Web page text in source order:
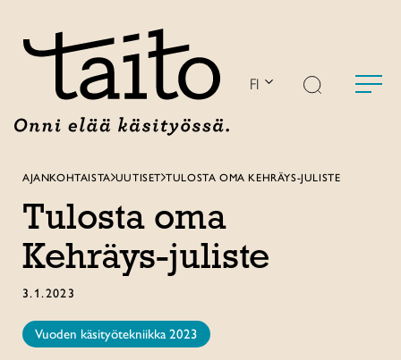
FI
AJANKOHTAISTA UUTISET TULOSTA OMA KEHRÄYS-JULISTE
Tulosta oma
Kehräys-juliste
3.1.2023
Vuoden käsityötekniikka 2023